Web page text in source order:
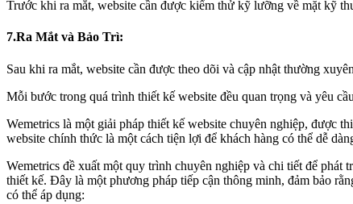
Trước khi ra mắt, website cần được kiểm thử kỹ lưỡng về mặt kỹ
7.Ra Mắt và Bảo Trì:
Sau khi ra mắt, website cần được theo dõi và cập nhật thường
Mỗi bước trong quá trình thiết kế website đều quan trọng và yêu
Wemetrics là một giải pháp thiết kế website chuyên nghiệp, được
website chính thức là một cách tiện lợi để khách hàng có thể dễ
Wemetrics đề xuất một quy trình chuyên nghiệp và chi tiết để
thiết kế. Đây là một phương pháp tiếp cận thông minh, đảm bảo
có thể áp dụng: